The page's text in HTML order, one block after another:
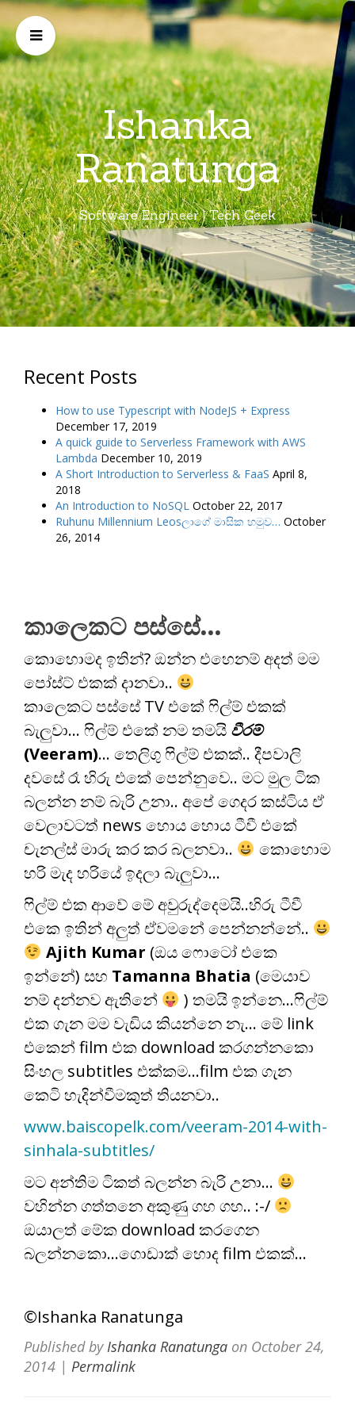
Ishanka
Ranatunga
Software Engineer | Tech Geek
Recent Posts
How to use Typescript with NodeJS + Express
December 17, 2019
A quick guide to Serverless Framework with AWS
Lambda December 10, 2019
A Short Introduction to Serverless & FaaS April 8,
2018
An Introduction to NoSQL October 22, 2017
Ruhunu Millennium Leosලාගේ මාසික හමුව… October
26, 2014
කාලෙකට පස්සේ…
කොහොමද ඉතින්? ඔන්න එහෙනම් අදත් මම
පෝස්ට් එකක් දානවා..
කාලෙකට පස්සේ TV එකේ ෆිල්ම් එකක්
බැලුවා… ෆිල්ම් එකේ නම තමයි වීරම්
(Veeram)… තෙලිගු ෆිල්ම් එකක්.. දීපවාලි
දවසේ රෑ හිරු එකේ පෙන්නුවෙ.. මට මුල ටික
බලන්න නම් බැරි උනා.. අපේ ගෙදර කස්ටිය ඒ
වෙලාවටත් news හොය හොය ටීවී එකේ
චැනල්ස් මාරු කර කර බලනවා..
කොහොම
හරි මැද හරියේ ඉදලා බැලුවා…
ෆිල්ම් එක ආවේ මේ අවුරුද්දෙමයි..හිරු ටීවී
එකෙ ඉතින් අලුත් ඒවමනේ පෙන්නන්නේ..
Ajith Kumar (ඔය ෆොටෝ එකෙ
ඉන්නේ) සහ Tamanna Bhatia (මෙයාව
නම් දන්නව ඇතිනේ
) තමයි ඉන්නෙ…ෆිල්ම්
එක ගැන මම වැඩිය කියන්නෙ නැ… මේ link
එකෙන් film එක download කරගන්නකො
සිංහල subtitles එක්කම…film එක ගැන
කෙටි හැදින්වීමකුත් තියනවා..
www.baiscopelk.com/veeram-2014-with-
sinhala-subtitles/
මට අන්තිම ටිකත් බලන්න බැරි උනා…
වහින්න ගත්තනෙ අකුණු ගහ ගහ.. :-/
ඔයාලත් මේක download කරගෙන
බලන්නකො…ගොඩාක් හොද film එකක්…
©Ishanka Ranatunga
Published byIshanka Ranatunga on October 24,
2014 | Permalink